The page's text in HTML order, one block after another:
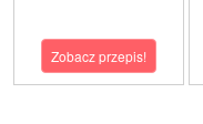
Zobacz przepis!